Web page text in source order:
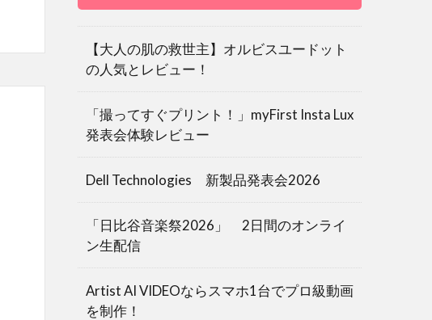
【大人の肌の救世主】オルビスユードット
の人気とレビュー！
「撮ってすぐプリント！」myFirst Insta Lux
発表会体験レビュー
Dell Technologies 新製品発表会2026
「日比谷音楽祭2026」 2日間のオンライ
ン生配信
Artist AI VIDEOならスマホ1台でプロ級動画
を制作！